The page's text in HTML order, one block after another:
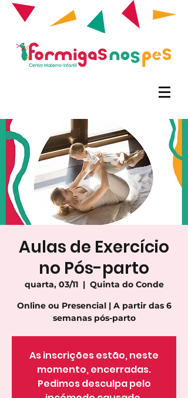
Aulas de Exercício
no Pós-parto
quarta, 03/11
  |
Quinta do Conde
Online ou Presencial | A partir das 6
semanas pós-parto
As inscrições estão, neste
momento, encerradas.
Pedimos desculpa pelo